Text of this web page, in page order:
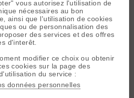
chaussure perdue à la scia
à 19:47)
crantée qui sert à fermer ma
en position descente. C'était en
depuis st pierre. Si quelqu'un
de côté et appelle au 06 72 22 ...
ans et pas une ride ...(SuperBea le
la route, qu'en pensez-vous ? Je
vous autorisez l'utilisation de
nécessaires au bon
ainsi que l'utilisation de cookies
ou de personnalisation des
des services et des offres
d'interêt.
modifier ce choix ou obtenir
cookies sur la page des
du service :
données personnelles